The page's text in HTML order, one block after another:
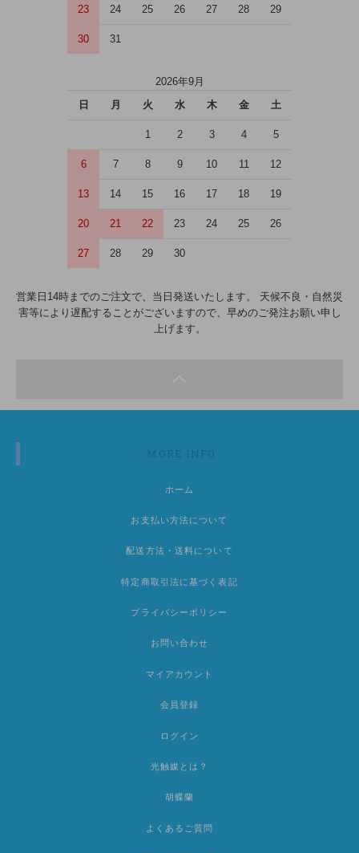
23 24 25 26 27 28 29
30 31
2026年9月
日 月 火 水 木 金 土
1 2 3 4 5
6 7 8 9 10 11 12
13 14 15 16 17 18 19
20 21 22 23 24 25 26
27 28 29 30
営業日14時までのご注文で、当日発送いたします。 天候不良・自然災
害等により遅配することがございますので、早めのご発注お願い申し
上げます。
MORE INFO
ホーム
お支払い方法について
配送方法・送料について
特定商取引法に基づく表記
プライバシーポリシー
お問い合わせ
マイアカウント
会員登録
ログイン
光触媒とは？
胡蝶蘭
よくあるご質問